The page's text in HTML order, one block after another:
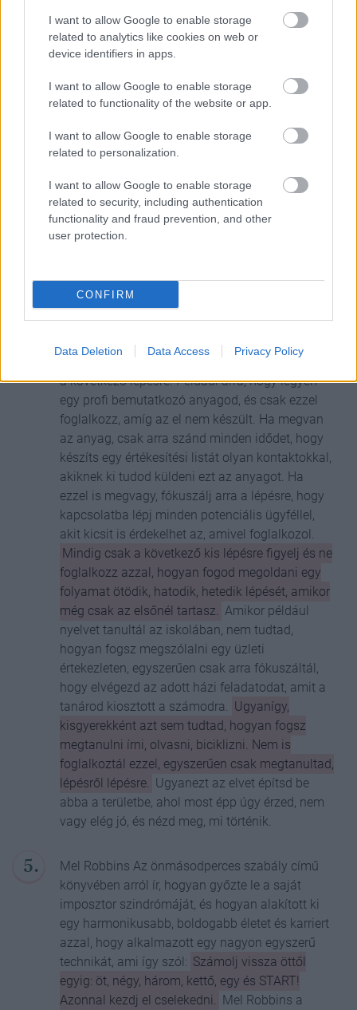
I want to allow Google to enable storage
related to analytics like cookies on web or
device identifiers in apps.
I want to allow Google to enable storage
related to functionality of the website or app.
I want to allow Google to enable storage
related to personalization.
I want to allow Google to enable storage
related to security, including authentication
functionality and fraud prevention, and other
user protection.
CONFIRM
Data Deletion Data Access Privacy Policy
Cselekedj sokat és
szerezz minél több és minél változatosabb
tapasztalatot azon a területen, ahol úgy érzed,
visszaigazol majd és észre fogod venni, hogy
sokkal jobban teljesítesz, mint gondolnád.
Fókuszálj mindig a következő lépésre, feladatra!
ha előre akarsz lépni a karrieredben, mert
meggátol a cselekvésben. Ha úgy érzed, egy
ilyen mentális-lelki akadályba ütköztél és nem
tudod, mit tegyél, akkor egyszerűen csak
vállalkozó vagy, természetes, hogy nem tudsz
mindent előre megtervezni és nem mindig tudod,
hogyan alakul majd a marketing vagy az
értékesítési folyamat. Tudatosítsd magadban,
hogy ez teljesen rendben van és fókuszálj mindig
a következő lépésre. Például arra, hogy legyen
egy profi bemutatkozó anyagod, és csak ezzel
foglalkozz, amíg az el nem készült. Ha megvan
az anyag, csak arra szánd minden idődet, hogy
készíts egy értékesítési listát olyan kontaktokkal,
akiknek ki tudod küldeni ezt az anyagot. Ha
ezzel is megvagy, fókuszálj arra a lépésre, hogy
kapcsolatba lépj minden potenciális ügyféllel,
akit kicsit is érdekelhet az, amivel foglalkozol.
Mindig csak a következő kis lépésre figyelj és ne
foglalkozz azzal, hogyan fogod megoldani egy
folyamat ötödik, hatodik, hetedik lépését, amikor
még csak az elsőnél tartasz. Amikor például
nyelvet tanultál az iskolában, nem tudtad,
hogyan fogsz megszólalni egy üzleti
értekezleten, egyszerűen csak arra fókuszáltál,
hogy elvégezd az adott házi feladatodat, amit a
tanárod kiosztott a számodra. Ugyanígy,
kisgyerekként azt sem tudtad, hogyan fogsz
megtanulni írni, olvasni, biciklizni. Nem is
foglalkoztál ezzel, egyszerűen csak megtanultad,
lépésről lépésre. Ugyanezt az elvet építsd be
abba a területbe, ahol most épp úgy érzed, nem
vagy elég jó, és nézd meg, mi történik.
Mel Robbins Az önmásodperces szabály című
könyvében arról ír, hogyan győzte le a saját
imposztor szindrómáját, és hogyan alakított ki
egy harmonikusabb, boldogabb életet és karriert
azzal, hogy alkalmazott egy nagyon egyszerű
technikát, ami így szól: Számolj vissza öttől
egyig: öt, négy, három, kettő, egy és START!
Azonnal kezdj el cselekedni. Mel Robbins a